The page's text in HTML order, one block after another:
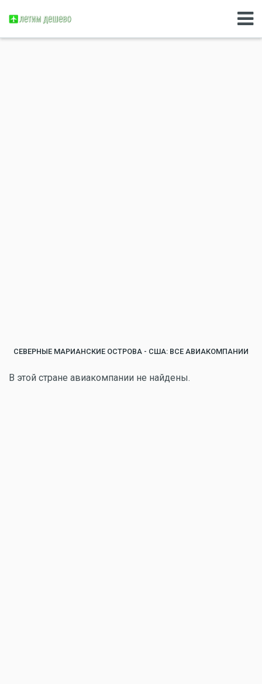
СЕВЕРНЫЕ МАРИАНСКИЕ ОСТРОВА - США: ВСЕ АВИАКОМПАНИИ
В этой стране авиакомпании не найдены.